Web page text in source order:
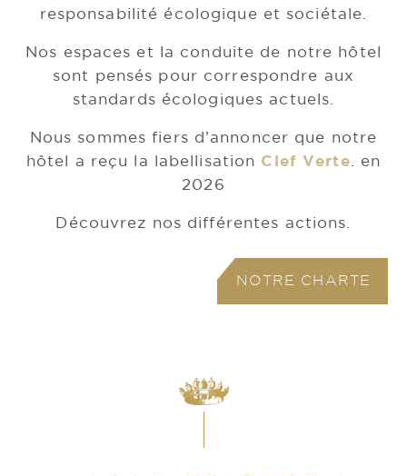
responsabilité écologique et sociétale.
Nos espaces et la conduite de notre hôtel
sont pensés pour correspondre aux
standards écologiques actuels.
Nous sommes fiers d’annoncer que notre
hôtel a reçu la labellisation Clef Verte. en
2026
Découvrez nos différentes actions.
NOTRE CHARTE